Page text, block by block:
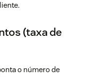
(taxa de
o número de